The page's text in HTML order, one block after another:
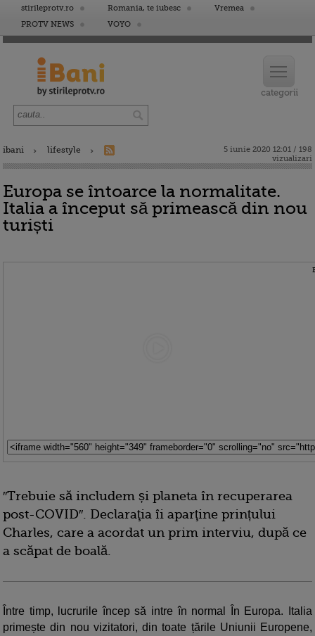
stirileprotv.ro Romania, te iubesc
Vremea
PROTV NEWS
VOYO
ibani lifestyle
5 iunie 2020 12:01 / 198
vizualizari
Europa se întoarce la normalitate.
Italia a început să primească din nou
turiști
″Trebuie să includem și planeta în recuperarea
post-COVID″⁣. Declaraţia îi aparţine prințului
Charles, care a acordat un prim interviu, după ce
a scăpat de boală.
Între timp, lucrurile încep să intre în normal În Europa. Italia
primește din nou vizitatori, din toate țările Uniunii Europene,